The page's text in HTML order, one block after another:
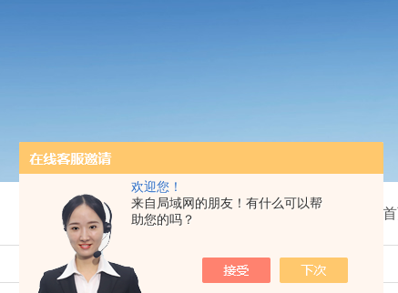
欢迎您！
来自局域网的朋友！有什么可以帮
助您的吗？
我的位置：